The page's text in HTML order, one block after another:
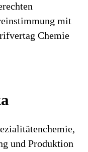
mit
Chemie
und Produktion